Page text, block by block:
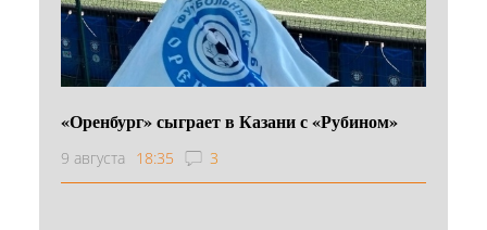
«Оренбург» сыграет в Казани с «Рубином»
9 августа 18:35 3